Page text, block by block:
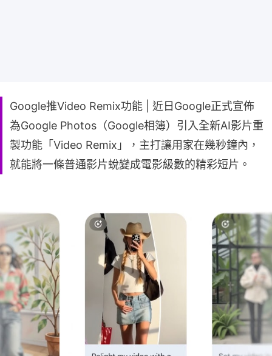
Google推Video Remix功能 | 近日Google正式宣佈
為Google Photos（Google相簿）引入全新AI影片重
製功能「Video Remix」，主打讓用家在幾秒鐘內，
就能將一條普通影片蛻變成電影級數的精彩短片。